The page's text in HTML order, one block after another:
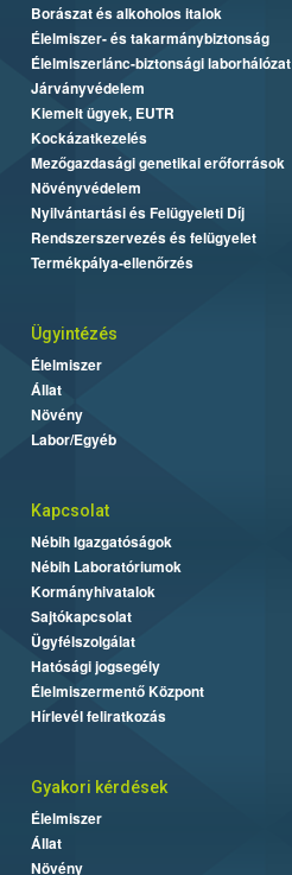
Borászat és alkoholos italok
Élelmiszer- és takarmánybiztonság
Élelmiszerlánc-biztonsági laborhálózat
Járványvédelem
Kiemelt ügyek, EUTR
Kockázatkezelés
Mezőgazdasági genetikai erőforrások
Növényvédelem
Nyilvántartási és Felügyeleti Díj
Rendszerszervezés és felügyelet
Termékpálya-ellenőrzés
Ügyintézés
Élelmiszer
Állat
Növény
Labor/Egyéb
Kapcsolat
Nébih Igazgatóságok
Nébih Laboratóriumok
Kormányhivatalok
Sajtókapcsolat
Ügyfélszolgálat
Hatósági jogsegély
Élelmiszermentő Központ
Hírlevél feliratkozás
Gyakori kérdések
Élelmiszer
Állat
Növény